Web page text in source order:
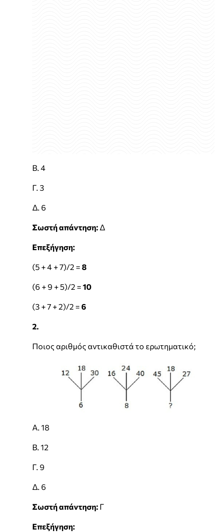
Β. 4
Γ. 3
Δ. 6
Σωστή απάντηση: Δ
Επεξήγηση:
(5 + 4 + 7)/2 = 8
(6 + 9 + 5)/2 = 10
(3 + 7 + 2)/2 = 6
2.
Ποιος αριθμός αντικαθιστά το ερωτηματικό;
Α. 18
Β. 12
Γ. 9
Δ. 6
Σωστή απάντηση: Γ
Επεξήγηση: